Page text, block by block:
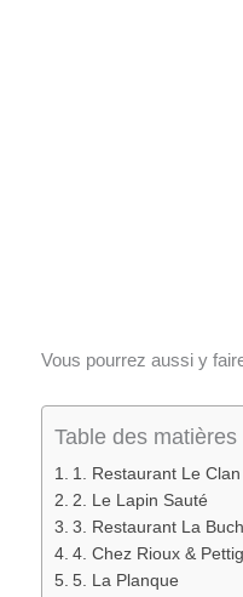
Vous pourrez aussi y
Table des matières
1. Restaurant Le Clan
2. Le Lapin Sauté
3. Restaurant La
4. Chez Rioux &
5. La Planque